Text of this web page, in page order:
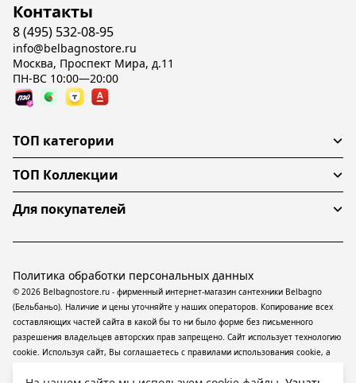
Контакты
8 (495) 532-08-95
info@belbagnostore.ru
Москва, Проспект Мира, д.11
ПН-ВС 10:00—20:00
ТОП категории
ТОП Коллекции
Для покупателей
© 2026 Belbagnostore.ru - фирменный интернет-магазин сантехники Belbagno
(Бельбаньо). Наличие и цены уточняйте у наших операторов. Копирование всех
составляющих частей сайта в какой бы то ни было форме без письменного
разрешения владельцев авторских прав запрещено. Сайт использует технологию
cookie. Используя сайт, Вы соглашаетесь с правилами использования cookie, а
Политика обработки персональных данных